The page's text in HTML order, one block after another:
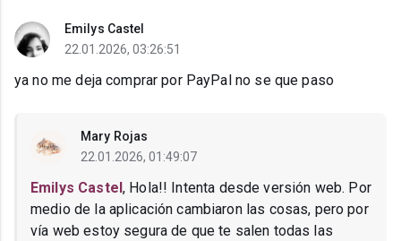
Emilys Castel
22.01.2026, 03:26:51
ya no me deja comprar por PayPal no se que paso
Mary Rojas
22.01.2026, 01:49:07
Emilys Castel, Hola!! Intenta desde versión web. Por
medio de la aplicación cambiaron las cosas, pero por
vía web estoy segura de que te salen todas las